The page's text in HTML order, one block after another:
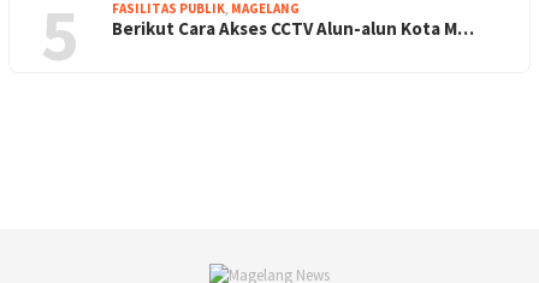
5 FASILITAS PUBLIK, MAGELANG
Berikut Cara Akses CCTV Alun-alun Kota M…